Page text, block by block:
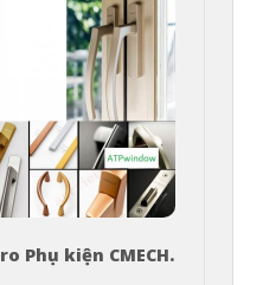
Phụ kiện CMECH.